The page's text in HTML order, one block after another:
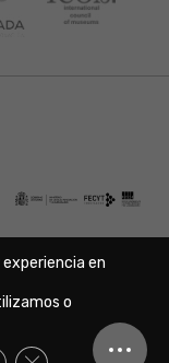
de Cookies
de la Ciencia s/n
los derechos
en
o
Cerrar el banner de